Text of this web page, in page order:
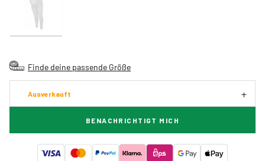
Finde deine passende Größe
Ausverkauft
BENACHRICHTIGT MICH